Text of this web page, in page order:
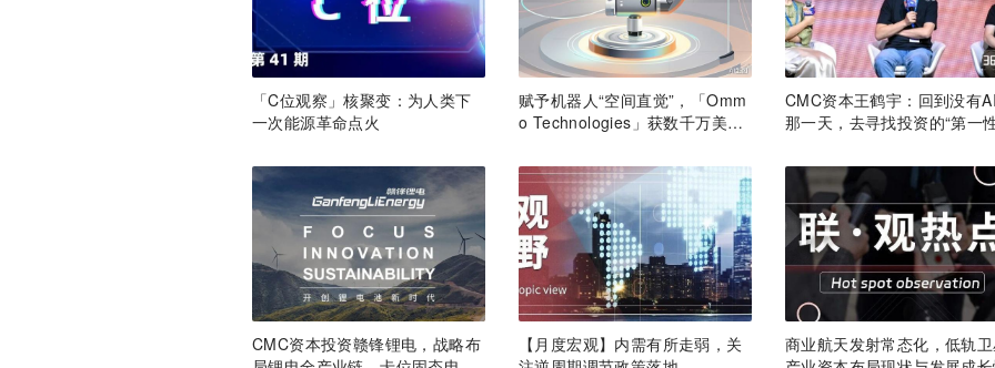
「C位观察」核聚变：为人类下
一次能源革命点火
赋予机器人“空间直觉”，「Omm
o Technologies」获数千万美元
CMC资本王鹤宇：回到没有
那一天，去寻找投资的“第一
CMC资本投资赣锋锂电，战略布
【月度宏观】内需有所走弱，关
商业航天发射常态化，低轨